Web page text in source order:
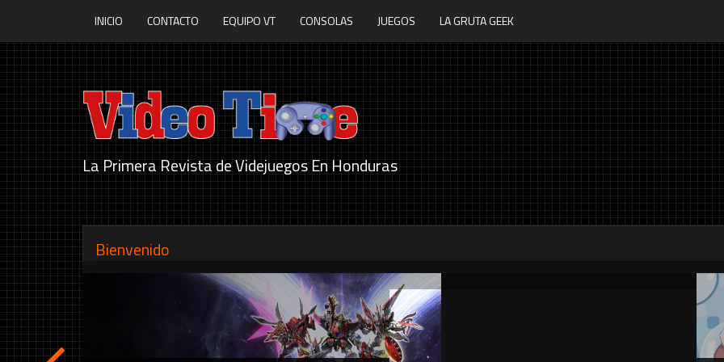
INICIO CONTACTO EQUIPO VT CONSOLAS JUEGOS LA GRUTA GEEK
La Primera Revista de Videjuegos En Honduras
Bienvenido
Souls of Bombarika anuncia su fecha de
lanzamiento